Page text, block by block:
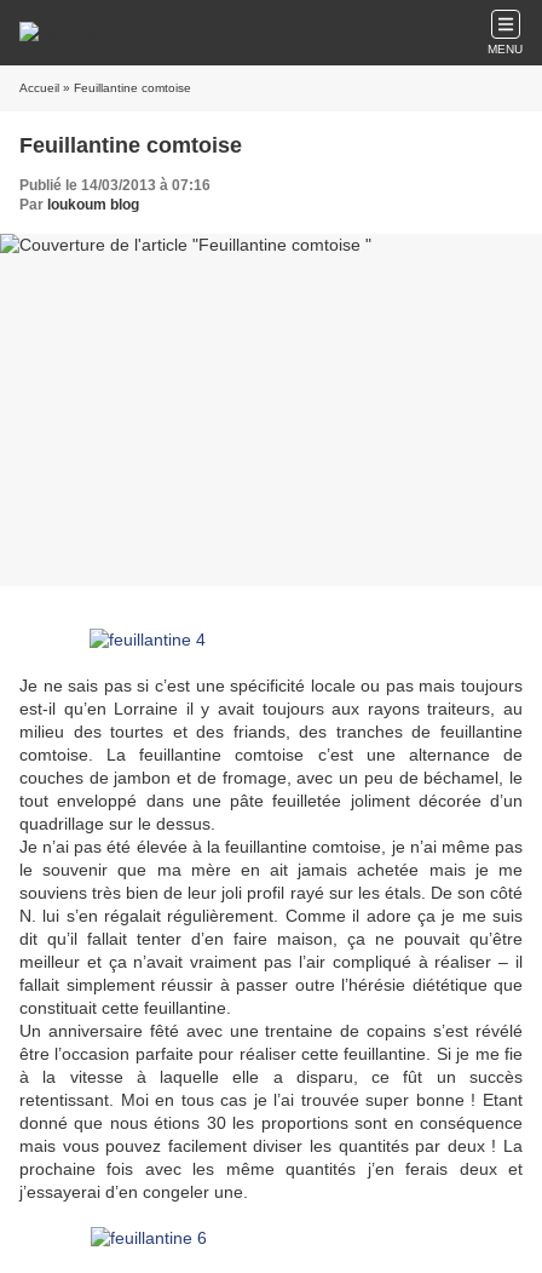
MENU
Accueil » Feuillantine comtoise
Feuillantine comtoise
Publié le 14/03/2013 à 07:16
Par loukoum blog
Je ne sais pas si c’est une spécificité locale ou pas mais toujours
est-il qu’en Lorraine il y avait toujours aux rayons traiteurs, au
milieu des tourtes et des friands, des tranches de feuillantine
comtoise. La feuillantine comtoise c’est une alternance de
couches de jambon et de fromage, avec un peu de béchamel, le
tout enveloppé dans une pâte feuilletée joliment décorée d’un
quadrillage sur le dessus.
Je n’ai pas été élevée à la feuillantine comtoise, je n’ai même pas
le souvenir que ma mère en ait jamais achetée mais je me
souviens très bien de leur joli profil rayé sur les étals. De son côté
N. lui s’en régalait régulièrement. Comme il adore ça je me suis
dit qu’il fallait tenter d’en faire maison, ça ne pouvait qu’être
meilleur et ça n’avait vraiment pas l’air compliqué à réaliser – il
fallait simplement réussir à passer outre l’hérésie diététique que
constituait cette feuillantine.
Un anniversaire fêté avec une trentaine de copains s’est révélé
être l’occasion parfaite pour réaliser cette feuillantine. Si je me fie
à la vitesse à laquelle elle a disparu, ce fût un succès
retentissant. Moi en tous cas je l’ai trouvée super bonne ! Etant
donné que nous étions 30 les proportions sont en conséquence
mais vous pouvez facilement diviser les quantités par deux ! La
prochaine fois avec les même quantités j’en ferais deux et
j’essayerai d’en congeler une.